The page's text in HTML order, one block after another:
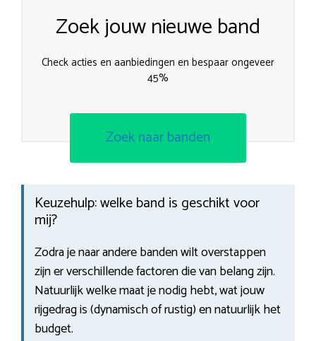
Zoek jouw nieuwe band
Check acties en aanbiedingen en bespaar ongeveer
45%
Zoek naar banden
Keuzehulp: welke band is geschikt voor
mij?
Zodra je naar andere banden wilt overstappen
zijn er verschillende factoren die van belang zijn.
Natuurlijk welke maat je nodig hebt, wat jouw
rijgedrag is (dynamisch of rustig) en natuurlijk het
budget.